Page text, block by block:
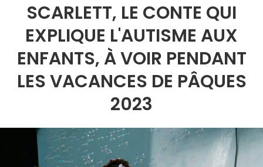
SCARLETT, LE CONTE QUI
EXPLIQUE L'AUTISME AUX
ENFANTS, À VOIR PENDANT
LES VACANCES DE PÂQUES
2023